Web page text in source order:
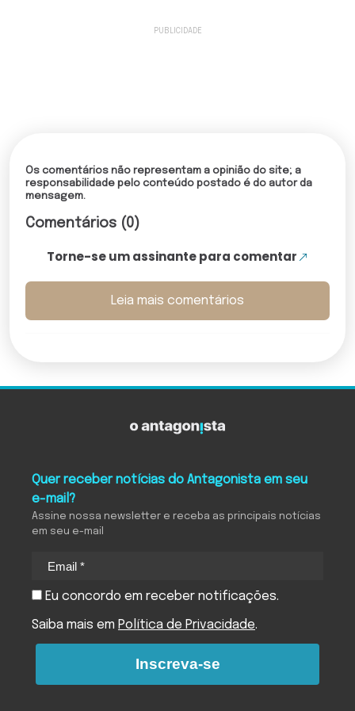
Os comentários não representam a opinião do site; a
responsabilidade pelo conteúdo postado é do autor da
mensagem.
Comentários (0)
Torne-se um assinante para comentar
Leia mais comentários
Quer receber notícias do Antagonista em seu
e-mail?
Assine nossa newsletter e receba as principais notícias
em seu e-mail
Eu concordo em receber notificações.
Saiba mais em Política de Privacidade.
Inscreva-se